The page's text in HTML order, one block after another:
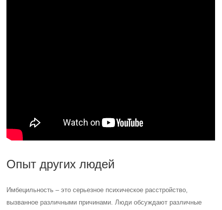
Опыт других людей
Имбецильность – это серьезное психическое расстройство,
вызванное различными причинами. Люди обсуждают различные